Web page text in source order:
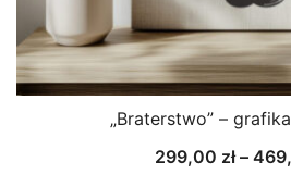
„Braterstwo” –
299,00 zł –